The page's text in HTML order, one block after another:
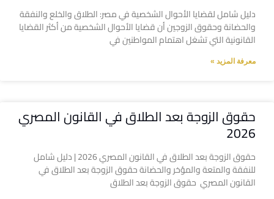
دليل شامل لقضايا الأحوال الشخصية في مصر: الطلاق والخلع والنفقة
والحضانة وحقوق الزوجين أن قضايا الأحوال الشخصية من أكثر القضايا
القانونية التي تشغل اهتمام المواطنين في
معرفة المزيد »
حقوق الزوجة بعد الطلاق في القانون المصري
2026
حقوق الزوجة بعد الطلاق في القانون المصري 2026 | دليل شامل
للنفقة والمتعة والمؤخر والحضانة حقوق الزوجة بعد الطلاق في
القانون المصري حقوق الزوجة بعد الطلاق